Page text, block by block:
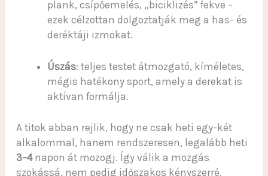
plank, csípőemelés, „biciklizés” fekve –
ezek célzottan dolgoztatják meg a has- és
deréktáji izmokat.
Úszás: teljes testet átmozgató, kíméletes,
mégis hatékony sport, amely a derekat is
aktívan formálja.
A titok abban rejlik, hogy ne csak heti egy-két
alkalommal, hanem rendszeresen, legalább heti
3–4napon át mozogj. Így válik a mozgás
szokássá, nem pedig időszakos kényszerré.